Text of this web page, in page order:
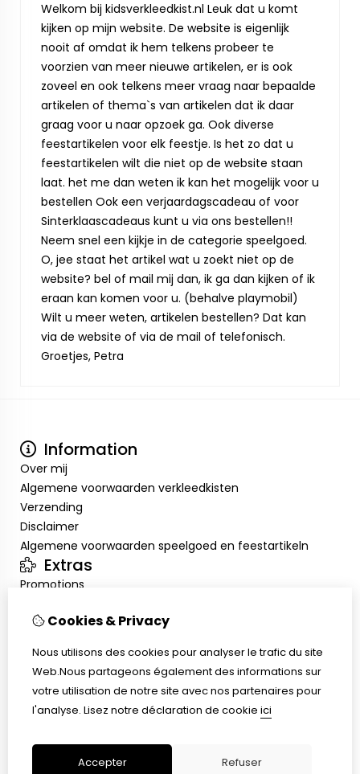
Welkom bij kidsverkleedkist.nl Leuk dat u komt
kijken op mijn website. De website is eigenlijk
nooit af omdat ik hem telkens probeer te
voorzien van meer nieuwe artikelen, er is ook
zoveel en ook telkens meer vraag naar bepaalde
artikelen of thema`s van artikelen dat ik daar
graag voor u naar opzoek ga. Ook diverse
feestartikelen voor elk feestje. Is het zo dat u
feestartikelen wilt die niet op de website staan
laat. het me dan weten ik kan het mogelijk voor u
bestellen Ook een verjaardagscadeau of voor
Sinterklaascadeaus kunt u via ons bestellen!!
Neem snel een kijkje in de categorie speelgoed.
O, jee staat het artikel wat u zoekt niet op de
website? bel of mail mij dan, ik ga dan kijken of ik
eraan kan komen voor u. (behalve playmobil)
Wilt u meer weten, artikelen bestellen? Dat kan
via de website of via de mail of telefonisch.
Groetjes, Petra
Information
Over mij
Algemene voorwaarden verkleedkisten
Verzending
Disclaimer
Algemene voorwaarden speelgoed en feestartikeln
Extras
Promotions
Inloggen
Service client
Retour de marchandise
Cookies & Privacy
Nous utilisons des cookies pour analyser le trafic du site
Web.Nous partageons également des informations sur
votre utilisation de notre site avec nos partenaires pour
l'analyse. Lisez notre déclaration de cookie ici
Accepter Refuser